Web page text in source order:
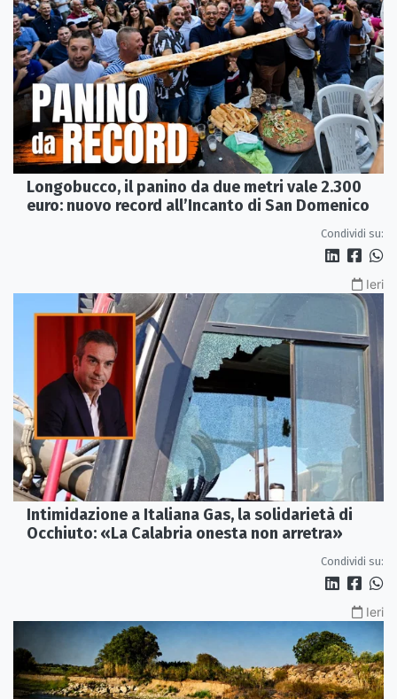
Longobucco, il panino da due metri vale 2.300
euro: nuovo record all’Incanto di San Domenico
Condividi su:
Ieri
Intimidazione a Italiana Gas, la solidarietà di
Occhiuto: «La Calabria onesta non arretra»
Condividi su:
Ieri